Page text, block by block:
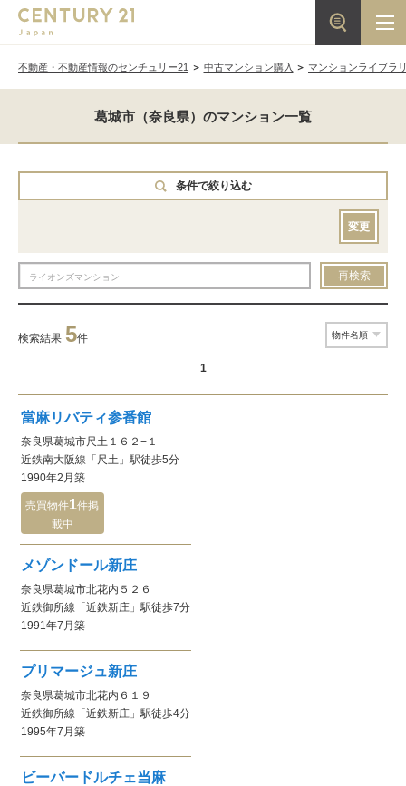
不動産・不動産情報のセンチュリー21 中古マンション購入 マンションライブラ
葛城市（奈良県）のマンション一覧
条件で絞り込む
変更
再検索
検索結果 5件
1
當麻リバティ参番館
奈良県葛城市尺土１６２−１
近鉄南大阪線 「尺土」駅徒歩5分
1990年2月 築
売買物件1件掲
載中
メゾンドール新庄
奈良県葛城市北花内５２６
近鉄御所線 「近鉄新庄」駅徒歩7分
1991年7月 築
プリマージュ新庄
奈良県葛城市北花内６１９
近鉄御所線 「近鉄新庄」駅徒歩4分
1995年7月 築
ビーバードルチェ当麻